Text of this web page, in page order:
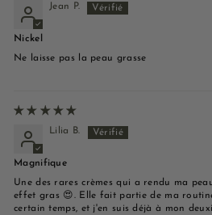
Jean P.
Nickel
Ne laisse pas la peau grasse
Lilia B.
Magnifique
Une des rares crèmes qui a rendu ma
effet gras 😍. Elle fait partie de ma
certain temps, et j'en suis déjà à mon